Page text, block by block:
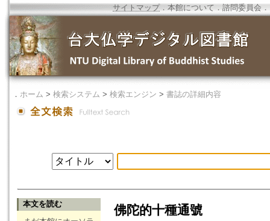
サイトマップ．本館について ． 諮問委員会 ．
． ホーム > 検索システム > 検索エンジン > 書誌の詳細内容
本文を読む
佛陀的十種通號